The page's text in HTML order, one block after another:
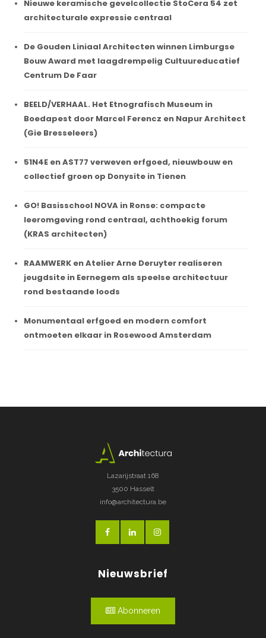
Nieuwe keramische gevelcollectie StoCera 54 zet
architecturale expressie centraal
De Gouden Liniaal Architecten winnen Limburgse
Bouw Award met laagdrempelig Cultuureducatief
Centrum De Faar
BEELD/VERHAAL. Het Etnografisch Museum in
Boedapest door Marcel Ferencz en Napur Architect
(Gie Bresseleers)
51N4E en AST77 verweven erfgoed, nieuwbouw en
collectief groen op Donysite in Tienen
GO! Basisschool NOVA in Ronse: compacte
leeromgeving rond centraal, achthoekig forum
(KRAS architecten)
RAAMWERK en Atelier Arne Deruyter realiseren
jeugdsite in Eernegem als speelse architectuur
rond bestaande loods
Monumentaal erfgoed en modern comfort
ontmoeten elkaar in Rosewood Amsterdam
Lazarijstraat 168
3500 Hasselt
info@architectura.be
Nieuwsbrief
Abonneren